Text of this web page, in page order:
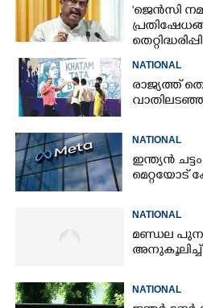
'ജെൻസി
ധർമ്മേന്ദ്ര
NATIONAL
രാജ്യത്ത്
NATIONAL
ഇന്ത്യൻ
മെറ്റയോട്
NATIONAL
മണ്ഡല
അനുകൂലിച്ച്
NATIONAL